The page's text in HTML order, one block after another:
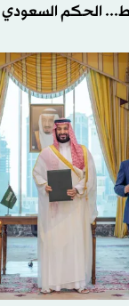
الحكم السعودي